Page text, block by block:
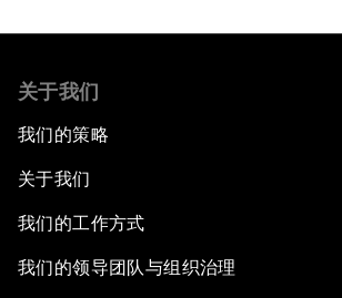
关于我们
我们的策略
关于我们
我们的工作方式
我们的领导团队与组织治理